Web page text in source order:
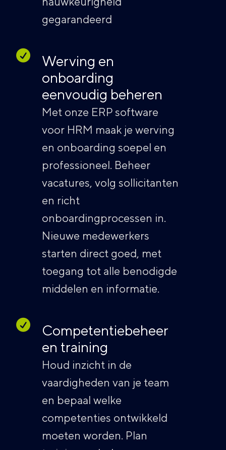
gegarandeerd
Werving en
onboarding
eenvoudig beheren
Met onze ERP software
voor HRM maak je werving
en onboarding soepel en
professioneel. Beheer
vacatures, volg sollicitanten
en richt
onboardingprocessen in.
Nieuwe medewerkers
starten direct goed, met
toegang tot alle benodigde
middelen en informatie.
Competentiebeheer
en training
Houd inzicht in de
vaardigheden van je team
en bepaal welke
competenties ontwikkeld
moeten worden. Plan